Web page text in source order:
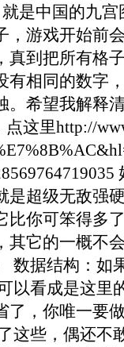
是中国的九
，游戏开始前
真到把所有格
有相同的数字
。希望我解释
这里http://
是超级无敌强
比你可笨得多
其它的一概不
数据结构：如
以看成是这里
了，你唯一要
这些，偶还不